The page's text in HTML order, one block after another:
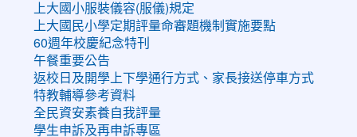
上大國小服裝儀容(服儀)規定
上大國民小學定期評量命審題機制實施要點
60週年校慶紀念特刊
午餐重要公告
返校日及開學上下學通行方式、家長接送停車方式
特教輔導參考資料
全民資安素養自我評量
學生申訴及再申訴專區